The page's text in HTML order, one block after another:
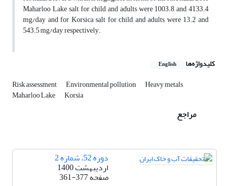
Maharloo Lake salt, for child and adults were 1003.8 and 4133.4
mg/day and for Korsica salt for child and adults were 13.2 and
543.5 mg/day, respectively.
کلیدواژه‌ها English
Risk assessment Environmental pollution Heavy metals
Maharloo Lake Korsia
مراجع
دوره 52، شماره 2
اردیبهشت 1400
صفحه361-377